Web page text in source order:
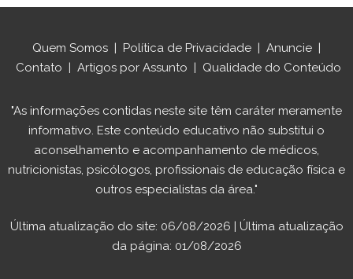
Quem Somos | Política de Privacidade | Anuncie |
Contato | Artigos por Assunto | Qualidade do Conteúdo
"As informações contidas neste site têm caráter meramente
informativo. Este conteúdo educativo não substitui o
aconselhamento e acompanhamento de médicos,
nutricionistas, psicólogos, profissionais de educação física e
outros especialistas da área."
Última atualização do site: 06/08/2026 | Última atualização
da página: 01/08/2026